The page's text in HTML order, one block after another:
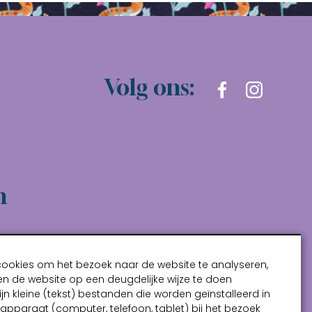
Volg ons:
om het bezoek naar de website te analyseren,
de website op een deugdelijke wijze te doen
kleine (tekst) bestanden die worden geïnstalleerd in
(computer, telefoon, tablet) bij het bezoek